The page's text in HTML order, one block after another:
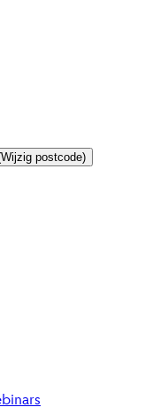
postcode)